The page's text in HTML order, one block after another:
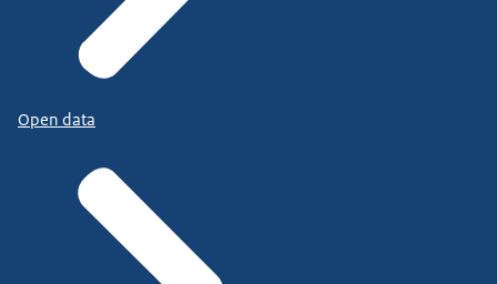
Open data